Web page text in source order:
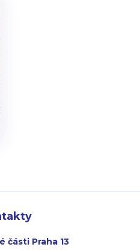
části Praha 13